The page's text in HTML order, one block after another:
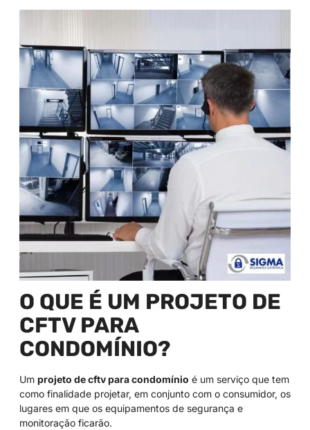
O QUE É UM PROJETO DE
CFTV PARA
CONDOMÍNIO?
Um projeto de cftv para condomínio é um serviço que tem
como finalidade projetar, em conjunto com o consumidor, os
lugares em que os equipamentos de segurança e
monitoração ficarão.